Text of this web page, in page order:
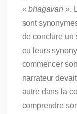
« bhagavan ».
sont
de conclure un
ou leurs
commencer
narrateur
autre dans la
comprendre